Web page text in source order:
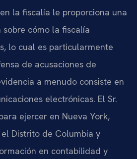
la fiscalía le proporciona una
cómo la fiscalía
lo cual es particularmente
de acusaciones de
a menudo consiste en
electrónicas. El Sr.
ejercer en Nueva York,
Distrito de Columbia y
en contabilidad y